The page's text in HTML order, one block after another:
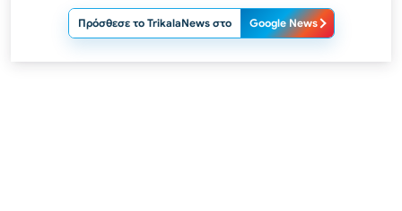
Πρόσθεσε το TrikalaNews στο Google News